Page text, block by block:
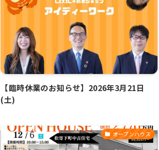
【臨時休業のお知らせ】2026年3月21日
(土)
オープンハウス